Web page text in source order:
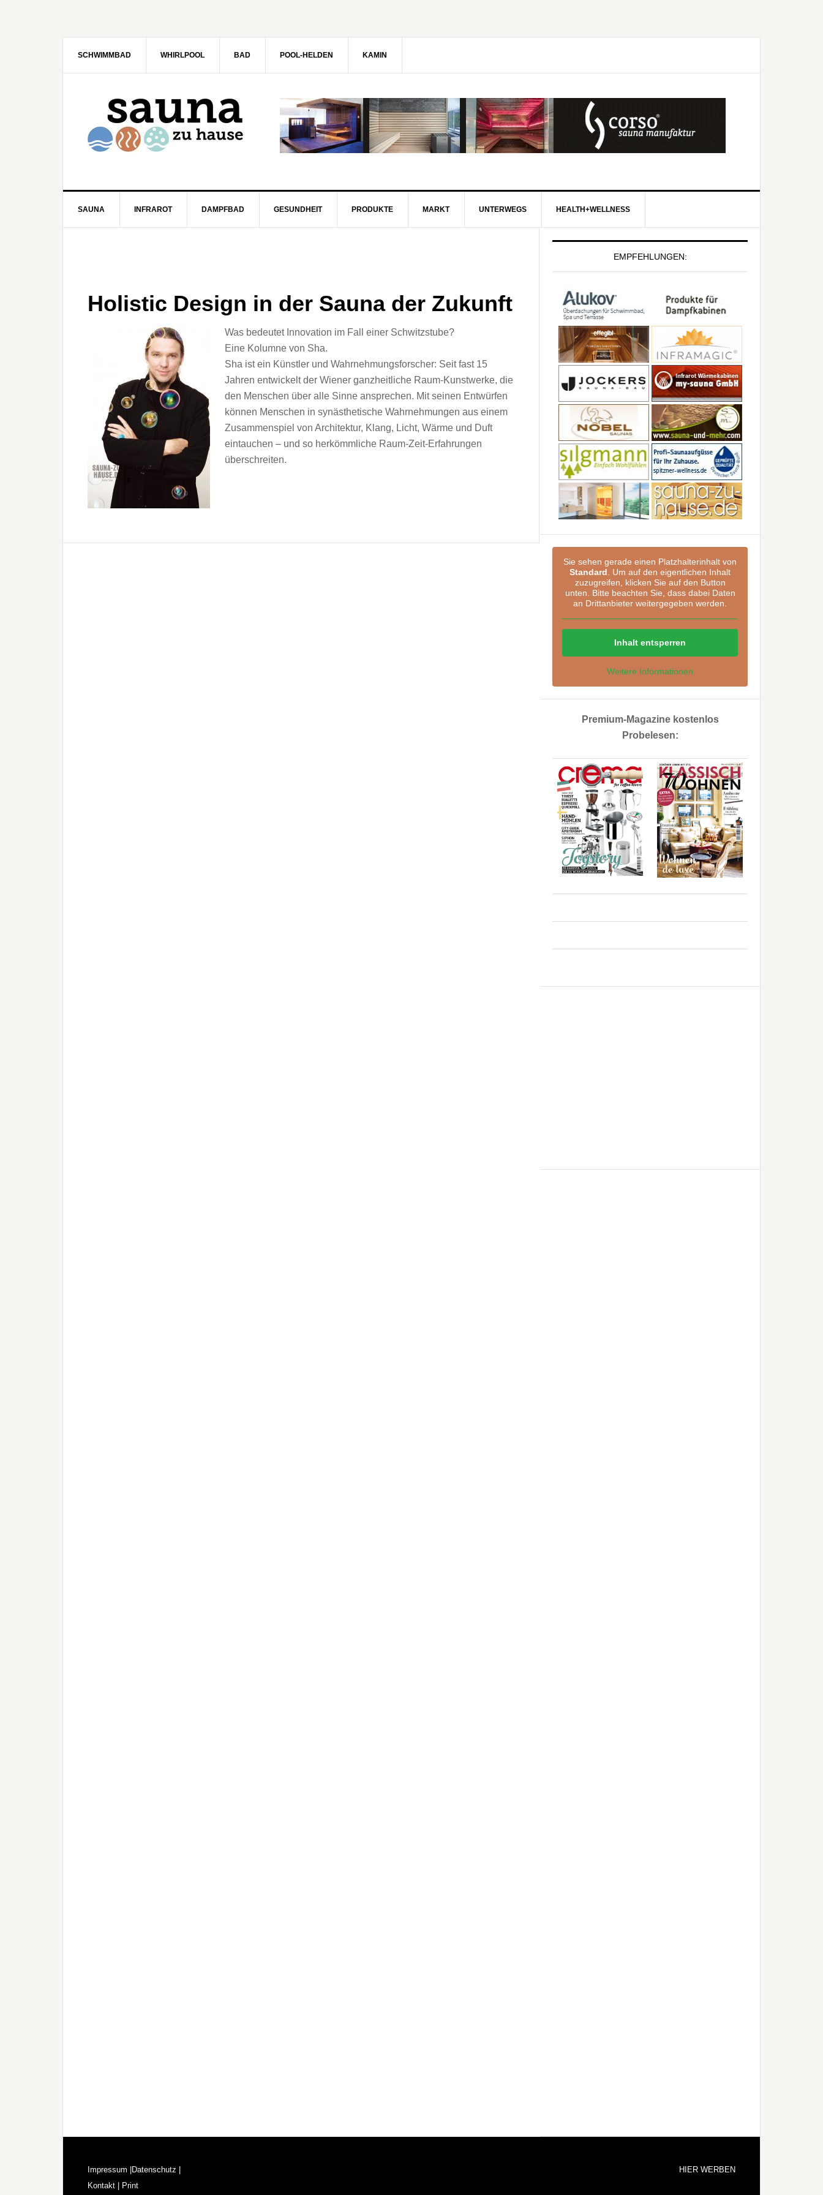
SCHWIMMBAD WHIRLPOOL BAD POOL-HELDEN KAMIN
SAUNA INFRAROT DAMPFBAD GESUNDHEIT PRODUKTE MARKT UNTERWEGS HEALTH+WELLNESS
Holistic Design in der Sauna der Zukunft
Was bedeutet Innovation im Fall einer Schwitzstube?
Eine Kolumne von Sha.
Sha ist ein Künstler und Wahrnehmungsforscher: Seit fast 15
Jahren entwickelt der Wiener ganzheitliche Raum-Kunstwerke, die
den Menschen über alle Sinne ansprechen. Mit seinen Entwürfen
können Menschen in synästhetische Wahrnehmungen aus einem
Zusammenspiel von Architektur, Klang, Licht, Wärme und Duft
eintauchen – und so herkömmliche Raum-Zeit-Erfahrungen
überschreiten.
EMPFEHLUNGEN:
Sie sehen gerade einen Platzhalterinhalt von
Standard . Um auf den eigentlichen Inhalt
zuzugreifen, klicken Sie auf den Button
unten. Bitte beachten Sie, dass dabei Daten
an Drittanbieter weitergegeben werden.
Inhalt entsperren
Weitere Informationen
Premium-Magazine kostenlos
Probelesen:
Impressum |
Datenschutz |
Kontakt |
Print
HIER WERBEN